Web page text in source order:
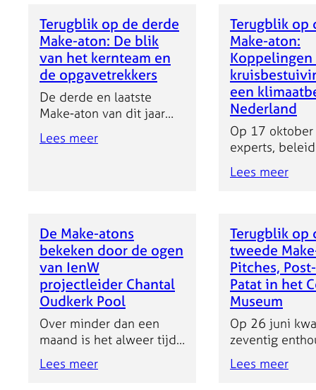
Utrecht. Ruim 100
deelnemers uit
wetenschap, praktijk en
beleid doken in de
eerder uitgewerkte
adaptiepaden voor de
opgaven waterkwaliteit,
landbouw, natuur,
seveso-inrichtingen,
coördinerend
opnieuw een
voor de
de Nationale
(NAS ‘26).
willen we in
stappen
ontwikkeling
(visualisatie
de tijd) als
de…
Terugblik op de derde
Make-aton: De blik
van het kernteam en
de opgavetrekkers
De derde en laatste
Make-aton van dit jaar
heeft plaatsgevonden, en
dit keer werpen we een
reflecteren zij op hun
ervaringen, de
uitdagingen en de
hoogtepunten van het
proces.
Lees meer
Terugblik op
Make-aton:
Koppelingen
een
Nederland
Op 17
experts,
en
de derde en
aton reeks
Nationale
(NAS). Na
intensief werk
Make-aton 1 +
zomers door
kernteam),
belangrijke
Hierin werden
Lees meer
De Make-atons
bekeken door de ogen
van IenW
projectleider Chantal
Oudkerk Pool
Over minder dan een
maand is het alweer tijd
voor de derde en
daarmee laatste Make-
Lees meer
Terugblik op
tweede
Pitches,
Patat in het
Museum
Op 26 juni
zeventig
beleidsmakers,
Lees meer